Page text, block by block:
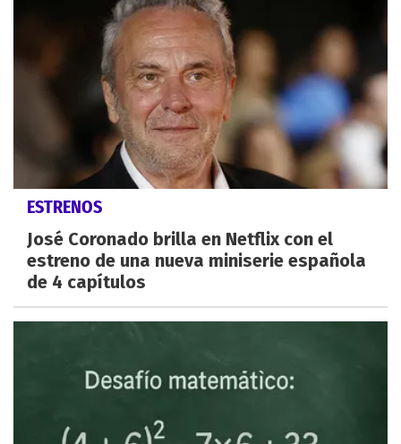
ESTRENOS
José Coronado brilla en Netflix con el
estreno de una nueva miniserie española
de 4 capítulos